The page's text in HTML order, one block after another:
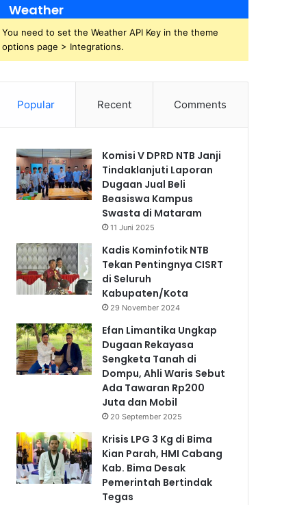
Weather
You need to set the Weather API Key in the theme
options page > Integrations.
Popular Recent Comments
Komisi V DPRD NTB Janji
Tindaklanjuti Laporan
Dugaan Jual Beli
Beasiswa Kampus
Swasta di Mataram
11 Juni 2025
Kadis Kominfotik NTB
Tekan Pentingnya CISRT
di Seluruh
Kabupaten/Kota
29 November 2024
Efan Limantika Ungkap
Dugaan Rekayasa
Sengketa Tanah di
Dompu, Ahli Waris Sebut
Ada Tawaran Rp200
Juta dan Mobil
20 September 2025
Krisis LPG 3 Kg di Bima
Kian Parah, HMI Cabang
Kab. Bima Desak
Pemerintah Bertindak
Tegas